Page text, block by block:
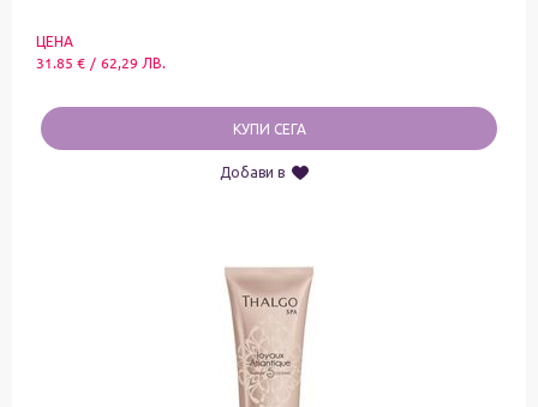
ЦЕНА
31.85 € / 62,29 ЛВ.
КУПИ СЕГА
Добави в